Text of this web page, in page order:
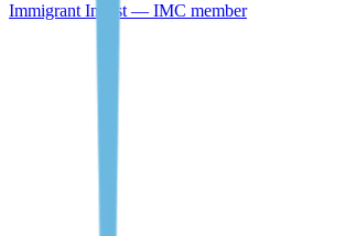
Immigrant Invest — IMC member